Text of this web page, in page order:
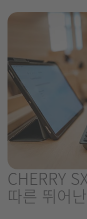
CHERRY
따른 뛰어